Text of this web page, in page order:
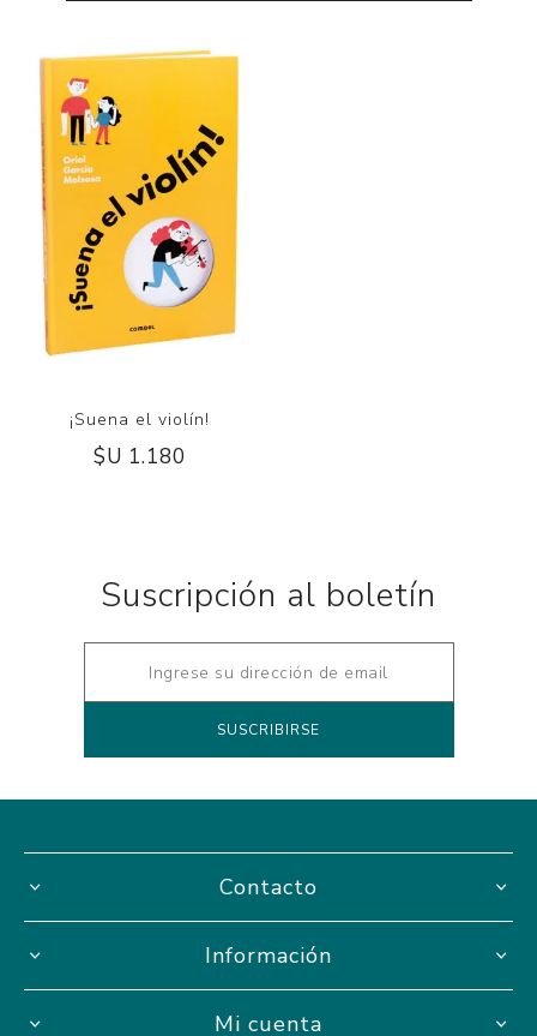
¡Suena el violín!
$U 1.180
Suscripción al boletín
Contacto
Información
Mi cuenta